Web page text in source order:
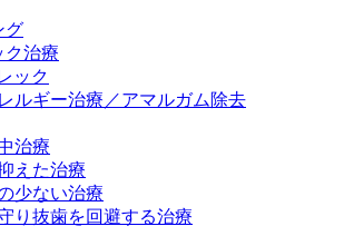
グ
ク治療
ック
ルギー治療／アマルガム除去
治療
えた治療
少ない治療
り抜歯を回避する治療